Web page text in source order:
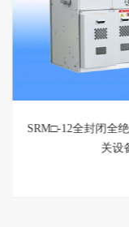
SRM□-12全封闭全
关设